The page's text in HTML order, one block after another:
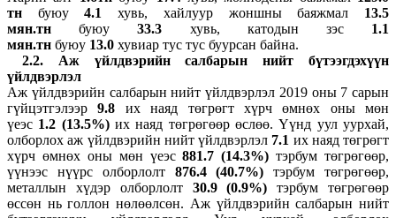
тн буюу4.1 хувь, хайлуур жоншны баяжмал 13.5
мян.тн буюу33.3 хувь, катодын зэс 1.1
мян.тн буюу 13.0 хувиар тус тус буурсан байна.
2.2. Аж үйлдвэрийн салбарын нийт бүтээгдэхүүн
үйлдвэрлэл
Аж үйлдвэрийн салбарын нийт үйлдвэрлэл 2019 оны 7 сарын
гүйцэтгэлээр9.8 их наяд төгрөгт хүрч өмнөх оны мөн
үеэс 1.2 (13.5%)их наяд төгрөгөөр өслөө. Үүнд уул уурхай,
олборлох аж үйлдвэрийн нийт үйлдвэрлэл 7.1 их наяд төгрөгт
хүрч өмнөх оны мөн үеэс881.7 (14.3%)тэрбум төгрөгөөр,
үүнээс нүүрс олборлолт 876.4 (40.7%)тэрбум төгрөгөөр,
металлын хүдэр олборлолт 30.9 (0.9%)тэрбум төгрөгөөр
өссөн нь голлон нөлөөлсөн. Аж үйлдвэрийн салбарын нийт